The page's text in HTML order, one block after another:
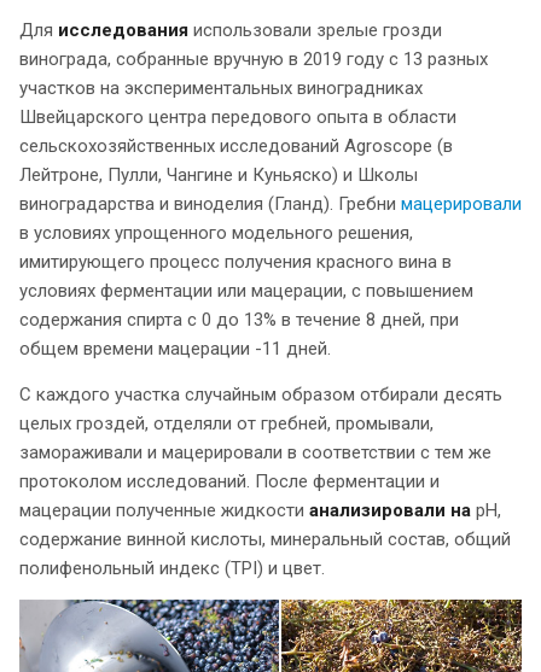
Для исследования использовали зрелые грозди
винограда, собранные вручную в 2019 году с 13 разных
участков на экспериментальных виноградниках
Швейцарского центра передового опыта в области
сельскохозяйственных исследований Agroscope (в
Лейтроне, Пулли, Чангине и Куньяско) и Школы
виноградарства и виноделия (Гланд). Гребни мацерировали
в условиях упрощенного модельного решения,
имитирующего процесс получения красного вина в
условиях ферментации или мацерации, с повышением
содержания спирта с 0 до 13% в течение 8 дней, при
общем времени мацерации -11 дней.
С каждого участка случайным образом отбирали десять
целых гроздей, отделяли от гребней, промывали,
замораживали и мацерировали в соответствии с тем же
протоколом исследований. После ферментации и
мацерации полученные жидкости анализировали на pH,
содержание винной кислоты, минеральный состав, общий
полифенольный индекс (TPI) и цвет.